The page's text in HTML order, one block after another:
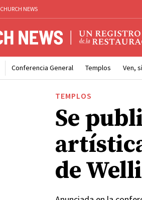
CHURCH NEWS
Conferencia General Templos Ven,
TEMPLOS
Se
de